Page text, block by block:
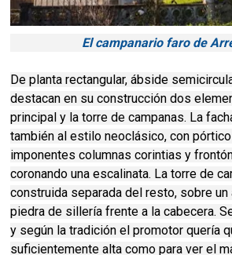
El campanario faro de
De planta rectangular, ábside
destacan en su construcción dos
principal y la torre de campanas. La
también al estilo neoclásico, con
imponentes columnas corintias y
coronando una escalinata. La torre de
construida separada del resto, sobre
piedra de sillería frente a la cabecera.
y según la tradición el promotor quería
suficientemente alta como para ver el